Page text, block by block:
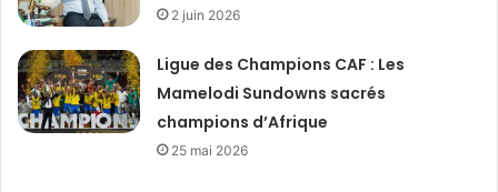
2 juin 2026
Ligue des Champions CAF : Les
Mamelodi Sundowns sacrés
champions d’Afrique
25 mai 2026